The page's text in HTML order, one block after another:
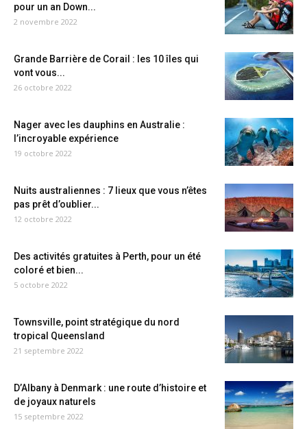
pour un an Down...
2 novembre 2022
Grande Barrière de Corail : les 10 îles qui
vont vous...
26 octobre 2022
Nager avec les dauphins en Australie :
l’incroyable expérience
19 octobre 2022
Nuits australiennes : 7 lieux que vous n’êtes
pas prêt d’oublier...
12 octobre 2022
Des activités gratuites à Perth, pour un été
coloré et bien...
5 octobre 2022
Townsville, point stratégique du nord
tropical Queensland
21 septembre 2022
D’Albany à Denmark : une route d’histoire et
de joyaux naturels
15 septembre 2022